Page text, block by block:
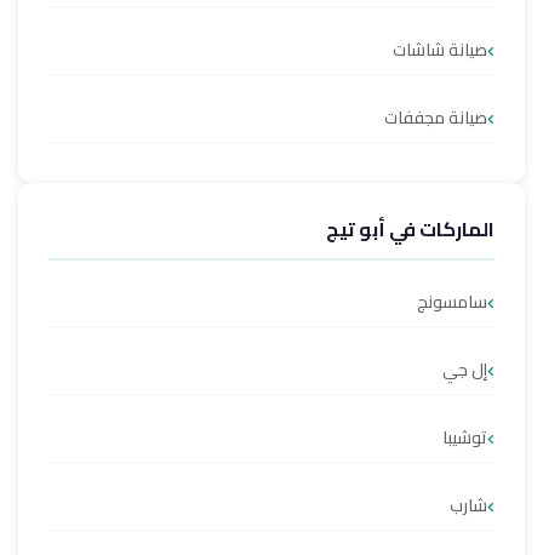
صيانة شاشات
صيانة مجففات
الماركات في أبو تيج
سامسونج
إل جي
توشيبا
شارب